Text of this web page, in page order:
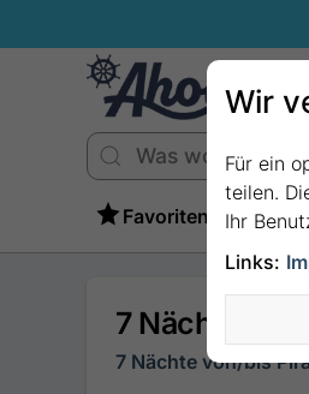
Favoriten
7 Nächte -
7 Nächte von/bis
Wir
Für ein
teilen.
Ihr
Links: